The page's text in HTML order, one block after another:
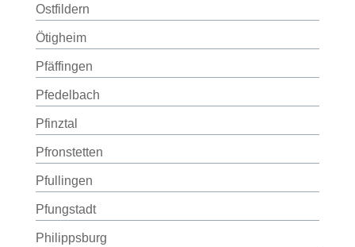
Ostfildern
Ötigheim
Pfäffingen
Pfedelbach
Pfinztal
Pfronstetten
Pfullingen
Pfungstadt
Philippsburg